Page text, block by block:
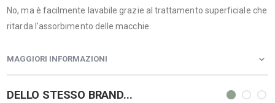
No, ma è facilmente lavabile grazie al trattamento superficiale che
ritarda l’assorbimento delle macchie.
MAGGIORI INFORMAZIONI
DELLO STESSO BRAND...